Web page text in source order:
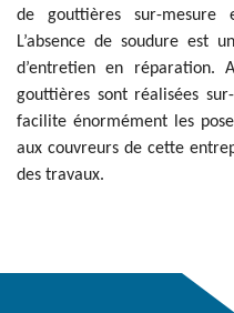
de gouttières sur-
L’absence de soudure est
d’entretien en réparation.
gouttières sont réalisées
facilite énormément les
aux couvreurs de cette
des travaux.